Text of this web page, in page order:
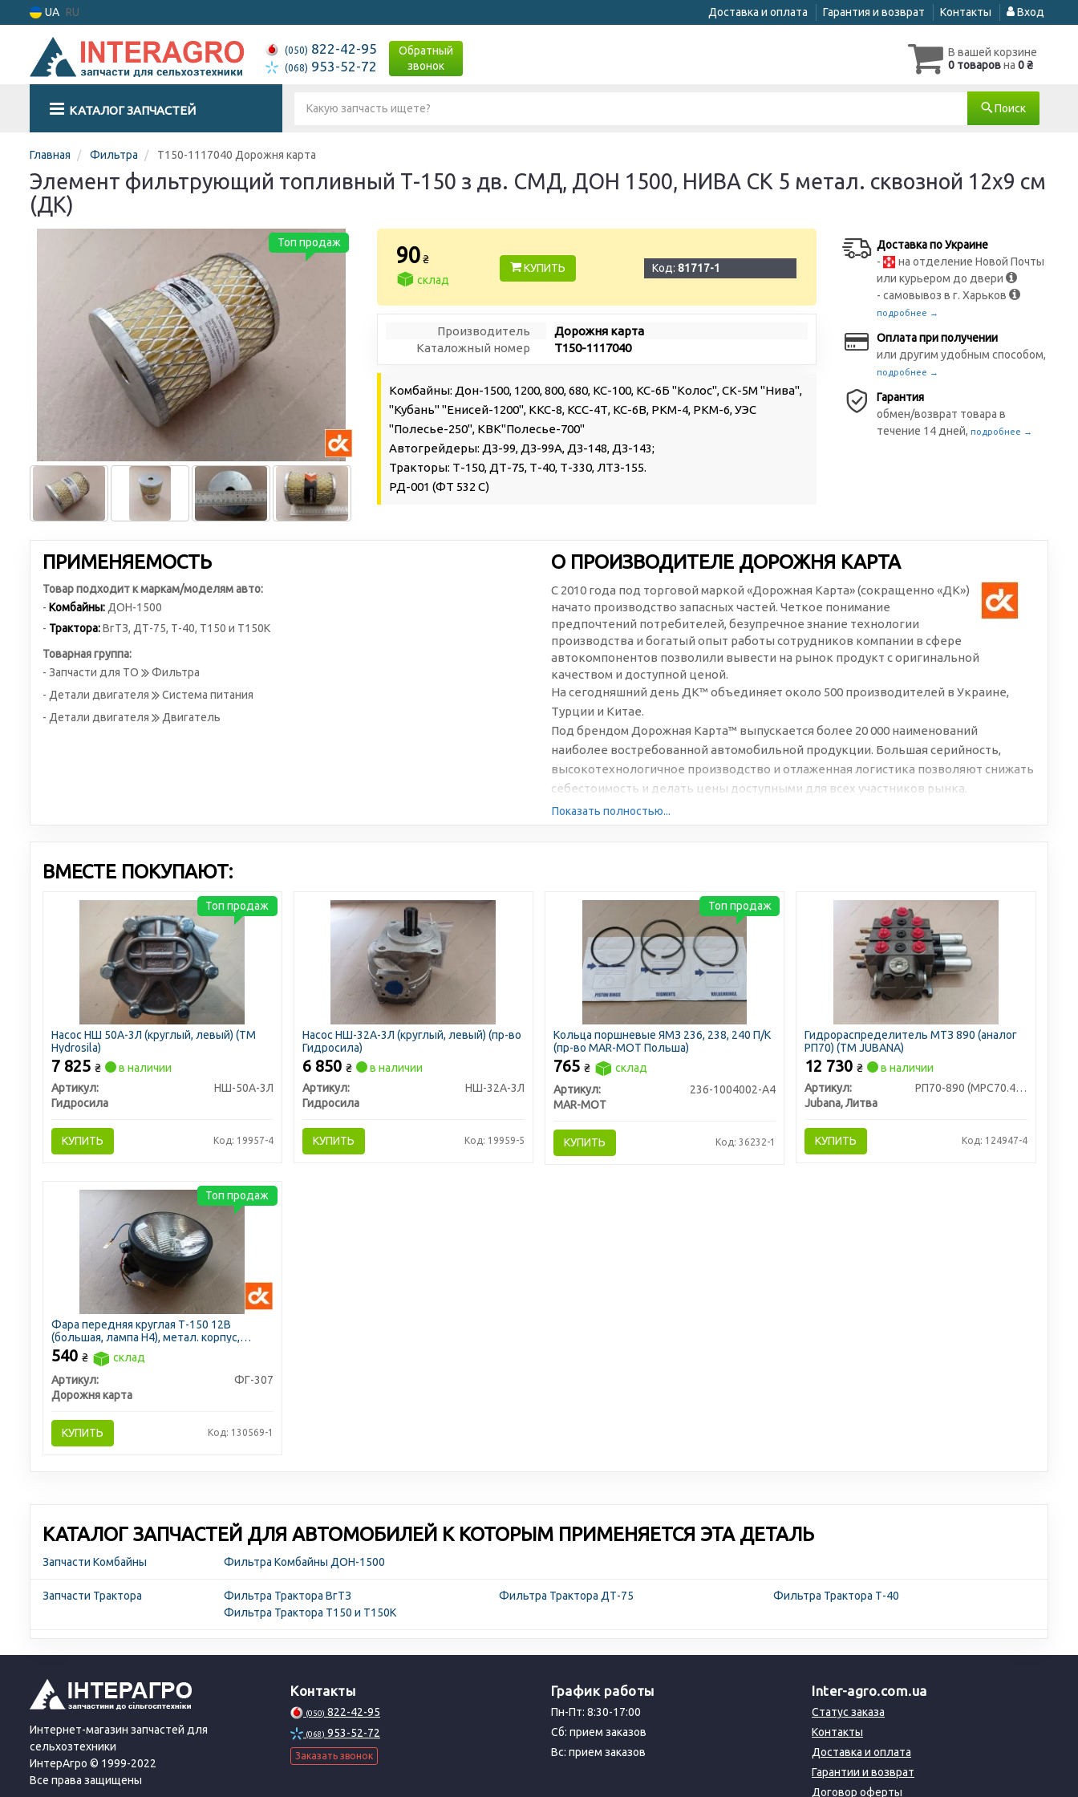
UA RU Доставка и оплата Гарантия и возврат Контакты Вход
(050) 822-42-95
(068) 953-52-72
Обратный
звонок
В вашей корзине
0 товаровна 0 ₴
КАТАЛОГ ЗАПЧАСТЕЙ Поиск
Главная Фильтра Т150-1117040 Дорожня карта
Элемент фильтрующий топливный Т-150 з дв. СМД, ДОН 1500, НИВА СК 5 метал. сквозной 12х9 см
(ДК)
Топ продаж
90 ₴
склад
КУПИТЬ Код:81717-1
Производитель
Дорожня карта
Каталожный номер
Т150-1117040
Комбайны: Дон-1500, 1200, 800, 680, КС-100, КС-6Б "Колос", СК-5М "Нива",
"Кубань" "Енисей-1200", ККС-8, КСС-4Т, КС-6В, РКМ-4, РКМ-6, УЭС
"Полесье-250", КВК"Полесье-700"
Автогрейдеры: ДЗ-99, ДЗ-99А, ДЗ-148, ДЗ-143;
Тракторы: Т-150, ДТ-75, Т-40, Т-330, ЛТЗ-155.
РД-001 (ФТ 532 С)
Доставка по Украине
-
на отделение Новой Почты
или курьером до двери
- самовывоз в г. Харьков
подробнее →
Оплата при получении
или другим удобным способом,
подробнее →
Гарантия
обмен/возврат товара в
течение 14 дней,подробнее →
ПРИМЕНЯЕМОСТЬ
Товар подходит к маркам/моделям авто:
- Комбайны: ДОН-1500
- Трактора:ВгТЗ, ДТ-75, Т-40, Т150 и Т150К
Товарная группа:
- Запчасти для ТО
Фильтра
- Детали двигателя
Система питания
- Детали двигателя
Двигатель
О ПРОИЗВОДИТЕЛЕ ДОРОЖНЯ КАРТА
С 2010 года под торговой маркой «Дорожная Карта» (сокращенно «ДК»)
начато производство запасных частей. Четкое понимание
предпочтений потребителей, безупречное знание технологии
производства и богатый опыт работы сотрудников компании в сфере
автокомпонентов позволили вывести на рынок продукт с оригинальной
качеством и доступной ценой.
На сегодняшний день ДК™ объединяет около 500 производителей в Украине,
Турции и Китае.
Под брендом Дорожная Карта™ выпускается более 20 000 наименований
наиболее востребованной автомобильной продукции. Большая серийность,
высокотехнологичное производство и отлаженная логистика позволяют снижать
себестоимость и делать цены доступными для всех участников рынка.
Показать полностью...
ВМЕСТЕ ПОКУПАЮТ:
Насос НШ 50А-3Л (круглый, левый) (ТМ
Hydrosila)
7 825 ₴
в наличии
Артикул:
НШ-50А-3Л
Гидросила
КУПИТЬ Код: 19957-4
Топ продаж
Насос НШ-32А-3Л (круглый, левый) (пр-во
Гидросила)
6 850 ₴
в наличии
Артикул:
НШ-32А-3Л
Гидросила
КУПИТЬ Код: 19959-5
Кольца поршневые ЯМЗ 236, 238, 240 П/К
(пр-во MAR-MOT Польша)
765 ₴
склад
Артикул:
236-1004002-А4
MAR-MOT
КУПИТЬ Код: 36232-1
Топ продаж
Гидрораспределитель МТЗ 890 (аналог
РП70) (ТМ JUBANA)
12 730₴
в наличии
Артикул:
РП70-890 (МРС70.4/1.
Jubana, Литва
КУПИТЬ Код: 124947-4
Фара передняя круглая Т-150 12В
(большая, лампа H4), метал. корпус,
150х165х190 (ДК)
540 ₴
склад
Артикул:
ФГ-307
Дорожня карта
КУПИТЬ Код: 130569-1
Топ продаж
КАТАЛОГ ЗАПЧАСТЕЙ ДЛЯ АВТОМОБИЛЕЙ К КОТОРЫМ ПРИМЕНЯЕТСЯ ЭТА ДЕТАЛЬ
Запчасти Комбайны Фильтра Комбайны ДОН-1500
Запчасти Трактора Фильтра Трактора ВгТЗ Фильтра Трактора ДТ-75
Фильтра Трактора Т-40
Фильтра Трактора Т150 и Т150К
Интернет-магазин запчастей для
сельхозтехники
ИнтерАгро © 1999-2022
Все права защищены
Контакты
(050) 822-42-95
(068) 953-52-72
Заказать звонок
График работы
Пн-Пт: 8:30-17:00
Сб: прием заказов
Вс: прием заказов
Inter-agro.com.ua
Статус заказа
Контакты
Доставка и оплата
Гарантии и возврат
Договор оферты